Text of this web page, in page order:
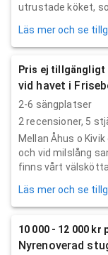
utrustade köket,
Läs mer och se
Pris ej tillgängligt
vid havet i
2-6 sängplatser
2 recensioner, 5
Mellan Åhus o
och vid milslång
finns vårt välskötta
Läs mer och se
10 000 - 12 000 kr
Nyrenoverad